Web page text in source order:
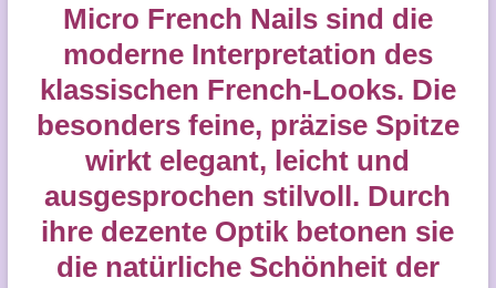
Micro French Nails sind die
moderne Interpretation des
klassischen French-Looks. Die
besonders feine, präzise Spitze
wirkt elegant, leicht und
ausgesprochen stilvoll. Durch
ihre dezente Optik betonen sie
die natürliche Schönheit der